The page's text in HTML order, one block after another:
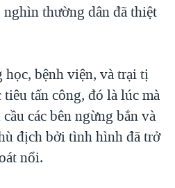
TRỘM HẢI SÂM
thường dân đã thiệt
học, bệnh viện, và trại tị
tấn công, đó là lúc mà
các bên ngừng bắn và
địch bởi tình hình đã trở
nổi.